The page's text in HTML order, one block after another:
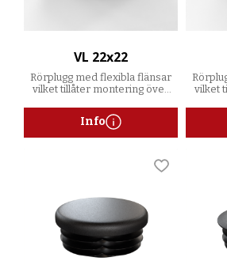
VL 22x22
Rörplugg med flexibla flänsar
vilket tillåter montering över
Info
vilket
Lägg till i